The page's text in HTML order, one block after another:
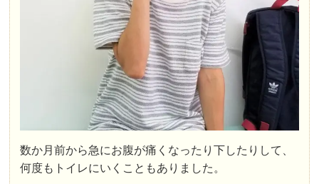
数か月前から急にお腹が痛くなったり下したりして、
何度もトイレにいくこともありました。